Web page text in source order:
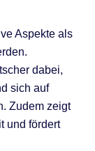
Aspekte als
dabei,
sich auf
Zudem zeigt
und fördert